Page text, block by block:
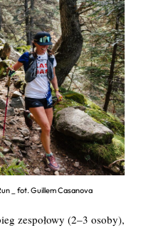
_ fot. Guillem Casanova
zespołowy (2–3 osoby),